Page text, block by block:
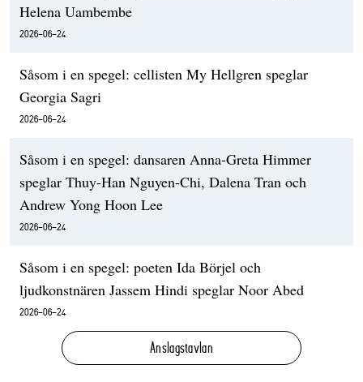
Helena Uambembe
2026-06-24
Såsom i en spegel: cellisten My Hellgren speglar
Georgia Sagri
2026-06-24
Såsom i en spegel: dansaren Anna-Greta Himmer
speglar Thuy-Han Nguyen-Chi, Dalena Tran och
Andrew Yong Hoon Lee
2026-06-24
Såsom i en spegel: poeten Ida Börjel och
ljudkonstnären Jassem Hindi speglar Noor Abed
2026-06-24
Anslagstavlan